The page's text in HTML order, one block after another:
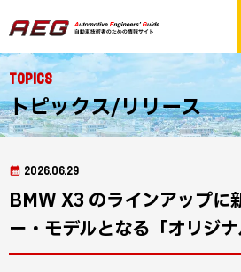
Topics
トピックス/リリース
2026.06.29
BMW X3 のラインアップに
ー・モデルとなる「オリジ